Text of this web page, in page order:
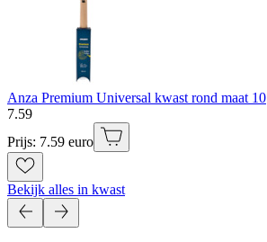
Anza Premium Universal kwast rond maat 10
7.59
Prijs: 7.59 euro
Bekijk alles in kwast